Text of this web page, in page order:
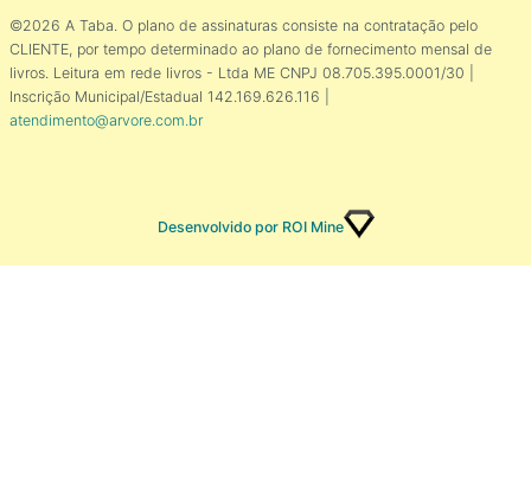
©2026 A Taba. O plano de assinaturas consiste na contratação pelo
CLIENTE, por tempo determinado ao plano de fornecimento mensal de
livros. Leitura em rede livros - Ltda ME CNPJ 08.705.395.0001/30 |
Inscrição Municipal/Estadual 142.169.626.116 |
atendimento@arvore.com.br
Desenvolvido por ROI Mine